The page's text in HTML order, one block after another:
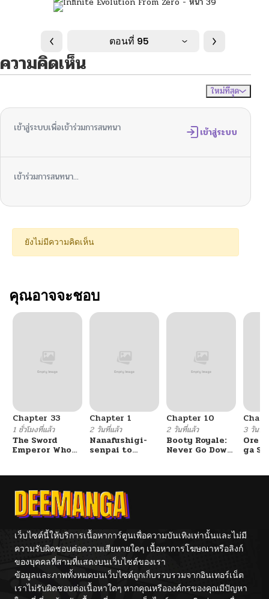
ตอนที่ 95
ความคิดเห็น
ใหม่ที่สุด
เข้าสู่ระบบเพื่อเข้าร่วมการสนทนา เข้าสู่ระบบ
เข้าร่วมการสนทนา...
ยังไม่มีความคิดเห็น
คุณอาจจะชอบ
Chapter 33
1 ชั่วโมงที่แล้ว
The Sword
Emperor Who
จักรพรรดิเทพดาบ
ผงาดเหนือชาติภพ
Chapter 1
2 วันที่แล้ว
Nanafushigi-
senpai to
Chapter 10
2 วันที่แล้ว
Booty Royale:
Never Go Down
3 วันที่
Ore
ga
Tag
เว็บไซต์นี้ให้บริการเนื้อหาการ์ตูนเพื่อความบันเทิงเท่านั้นและไม่มี
ความรับผิดชอบต่อความเสียหายใดๆ เนื้อหาการโฆษณาหรือลิงก์
ของบุคคลที่สามที่แสดงบนเว็บไซต์ของเรา
ข้อมูลและภาพทั้งหมดบนเว็บไซต์ถูกเก็บรวบรวมจากอินเทอร์เน็ต
เราไม่รับผิดชอบต่อเนื้อหาใดๆ หากคุณหรือองค์กรของคุณมีปัญหา